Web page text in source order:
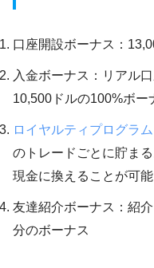
口座開設ボーナス：
入金ボーナス：リアル
10,500ドルの100%ボー
ロイヤルティプログラ
のトレードごとに貯ま
現金に換えることが可能
友達紹介ボーナス：紹
分のボーナス